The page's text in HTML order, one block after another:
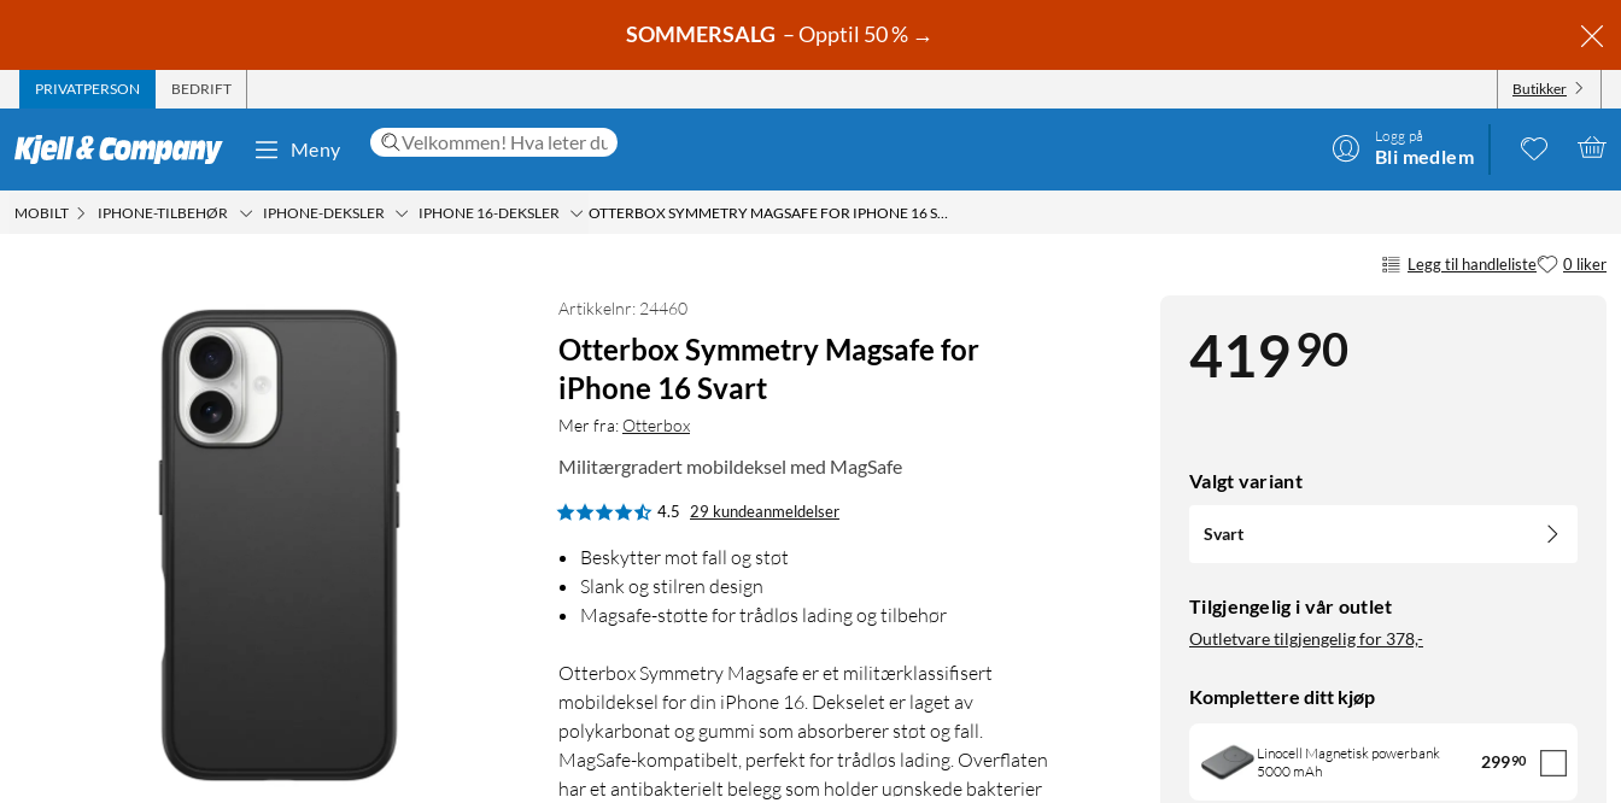
SOMMERSALG – Opptil 50 % →
PRIVATPERSON BEDRIFT Butikker
Meny
Logg på
Bli medlem
MOBILT IPHONE-TILBEHØR IPHONE-DEKSLER IPHONE 16-DEKSLER OTTERBOX SYMMETRY MAGSAFE FOR IPHONE 16 SVART
Legg til handleliste 0 liker
41990
Valgt variant
Svart
Tilgjengelig i vår outlet
Outletvare tilgjengelig for 378,-
Komplettere ditt kjøp
Linocell Magnetisk powerbank
5000 mAh
29990
Artikkelnr: 24460
Otterbox Symmetry Magsafe for
iPhone 16 Svart
Mer fra:Otterbox
Militærgradert mobildeksel med MagSafe
4.5 29 kundeanmeldelser
Beskytter mot fall og støt
Slank og stilren design
Magsafe-støtte for trådløs lading og tilbehør
Otterbox Symmetry Magsafe er et militærklassifisert
mobildeksel for din iPhone 16. Dekselet er laget av
polykarbonat og gummi som absorberer støt og fall.
MagSafe-kompatibelt, perfekt for trådløs lading. Overflaten
har et antibakterielt belegg som holder uønskede bakterier